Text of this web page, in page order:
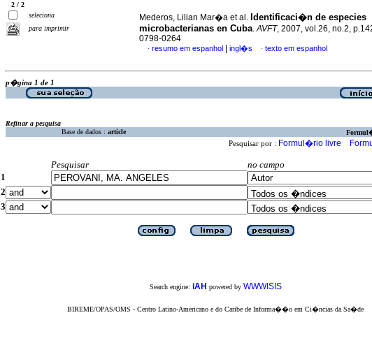
2 / 2
seleciona
para imprimir
Mederos, Lilian Mar�a et al. Identificaci�n de especies
microbacterianas en Cuba.AVFT, 2007, vol.26, no.2,
0798-0264
· resumo em espanhol ingl�s · texto em espanhol
p�gina 1 de 1
Refinar a pesquisa
Base de dados : article
Pesquisar por : Formul�rio livre
Pesquisar
no campo
1
2
3
Search engine: iAH powered by WWWISIS
BIREME/OPAS/OMS - Centro Latino-Americano e do Caribe de Informa��o em Ci�ncias da Sa�de